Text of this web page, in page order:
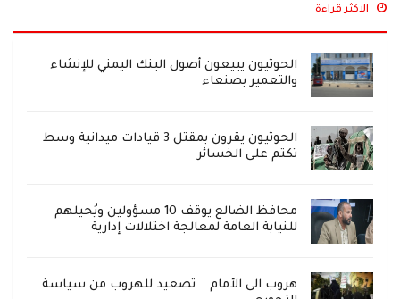
الاكثر قراءة
الحوثيون يبيعون أصول البنك اليمني للإنشاء
والتعمير بصنعاء
الحوثيون يقرون بمقتل 3 قيادات ميدانية وسط
تكتم على الخسائر
محافظ الضالع يوقف 10 مسؤولين ويُحيلهم
للنيابة العامة لمعالجة اختلالات إدارية
هروب الى الأمام .. تصعيد للهروب من سياسة